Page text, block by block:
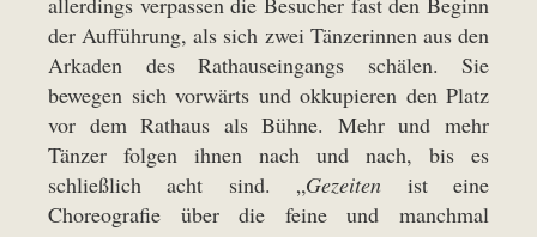
der Aufführung, als sich zwei Tänzerinnen aus den
Arkaden des Rathauseingangs schälen. Sie
bewegen sich vorwärts und okkupieren den Platz
vor dem Rathaus als Bühne. Mehr und mehr
Tänzer folgen ihnen nach und nach, bis es
schließlich acht sind. „Gezeiten ist eine
Choreografie über die feine und manchmal